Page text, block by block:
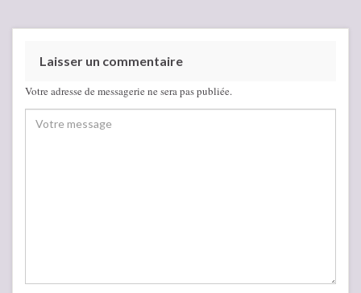
Laisser un commentaire
Votre adresse de messagerie ne sera pas publiée.